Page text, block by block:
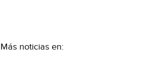
Más noticias en: